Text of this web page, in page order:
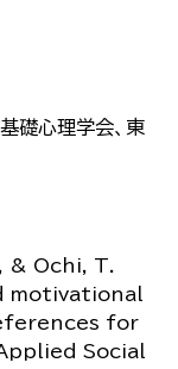
礎心理学会、東
& Ochi, T.
for
Social